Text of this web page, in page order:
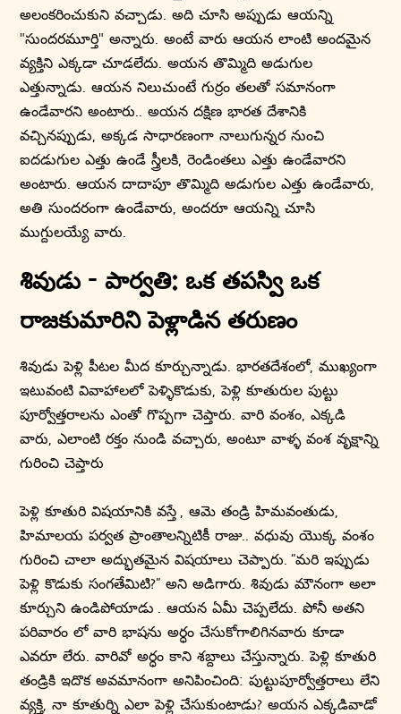
అలంకరించుకుని వచ్చాడు. అది చూసి అప్పుడు ఆయన్ని
"సుందరమూర్తి" అన్నారు. అంటే వారు ఆయన లాంటి అందమైన
వ్యక్తిని ఎక్కడా చూడలేదు. అయన తొమ్మిది అడుగుల
ఎత్తున్నాడు. ఆయన నిలుచుంటే గుర్రం తలతో సమానంగా
ఉండేవారని అంటారు.. అయన దక్షిణ భారత దేశానికి
వచ్చినప్పుడు, అక్కడ సాధారణంగా నాలుగున్నర నుంచి
ఐదడుగుల ఎత్తు ఉండే స్త్రీలకి, రెండింతలు ఎత్తు ఉండేవారని
అంటారు. ఆయన దాదాపూ తొమ్మిది అడుగుల ఎత్తు ఉండేవారు,
అతి సుందరంగా ఉండేవారు, అందరూ ఆయన్ని చూసి
ముగ్దులయ్యే వారు.
శివుడు - పార్వతి: ఒక తపస్వి ఒక
రాజకుమారిని పెళ్లాడిన తరుణం
శివుడు పెళ్లి పీటల మీద కూర్చున్నాడు. భారతదేశంలో, ముఖ్యంగా
ఇటువంటి వివాహాలలో పెళ్ళికొడుకు, పెళ్లి కూతురుల పుట్టు
పూర్వోత్తరాలను ఎంతో గొప్పగా చెప్తారు. వారి వంశం, ఎక్కడి
వారు, ఎలాంటి రక్తం నుండి వచ్చారు, అంటూ వాళ్ళ వంశ వృక్షాన్ని
గురించి చెప్తారు
పెళ్లి కూతురి విషయానికి వస్తే , ఆమె తండ్రి హిమవంతుడు,
హిమాలయ పర్వత ప్రాంతాలన్నిటికీ రాజు.. వధువు యొక్క వంశం
గురించి చాలా అద్భుతమైన విషయాలు చెప్పారు. “మరి ఇప్పుడు
పెళ్లి కొడుకు సంగతేమిటి?” అని అడిగారు. శివుడు మౌనంగా అలా
కూర్చుని ఉండిపోయాడు . ఆయన ఏమీ చెప్పలేదు. పోనీ అతని
పరివారం లో వారి భాషను అర్ధం చేసుకోగాలిగినవారు కూడా
ఎవరూ లేరు. వారివో అర్ధం కాని శబ్దాలు చేస్తున్నారు. పెళ్లి కూతురి
తండ్రికి ఇదొక అవమానంగా అనిపించింది: పుట్టుపూర్వోత్తరాలు లేని
వ్యక్తి, నా కూతుర్ని ఎలా పెళ్లి చేసుకుంటాడు? అయన ఎక్కడివాడో